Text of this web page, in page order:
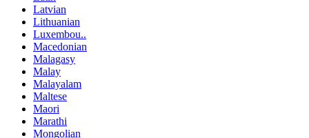
Latvian
Lithuanian
Luxembou..
Macedonian
Malagasy
Malay
Malayalam
Maltese
Maori
Marathi
Mongolian